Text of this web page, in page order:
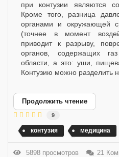
при контузии являются
Кроме того, разница
органами и окружающей
(точнее в момент
приводит к разрыву,
органов, содержащих
области, а это: уши,
Контузию можно разделить
Продолжить чтение
9
контузия медицина
5898 просмотров 21